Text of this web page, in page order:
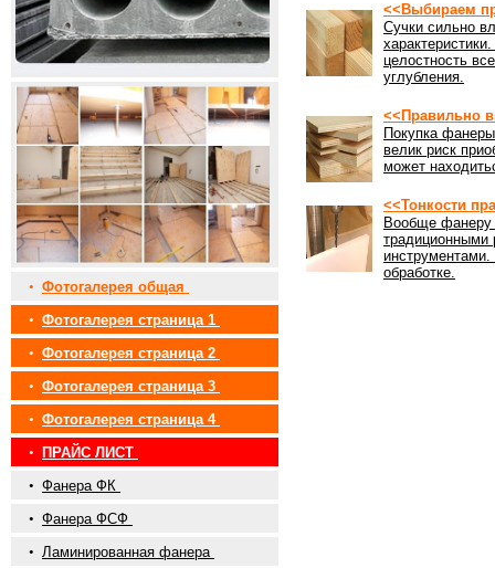
• Фотогалерея общая
• Фотогалерея страница 1
• Фотогалерея страница 2
• Фотогалерея страница 3
• Фотогалерея страница 4
•
ПРАЙС ЛИСТ
• Фанера ФК
• Фанера ФСФ
• Ламинированная фанера
<<Выбираем
Сучки сильно
целостность
углубления.
<<Правильно
Покупка
велик риск
может
<<Тонкости
Вообще фанеру
традиционными
обработке.